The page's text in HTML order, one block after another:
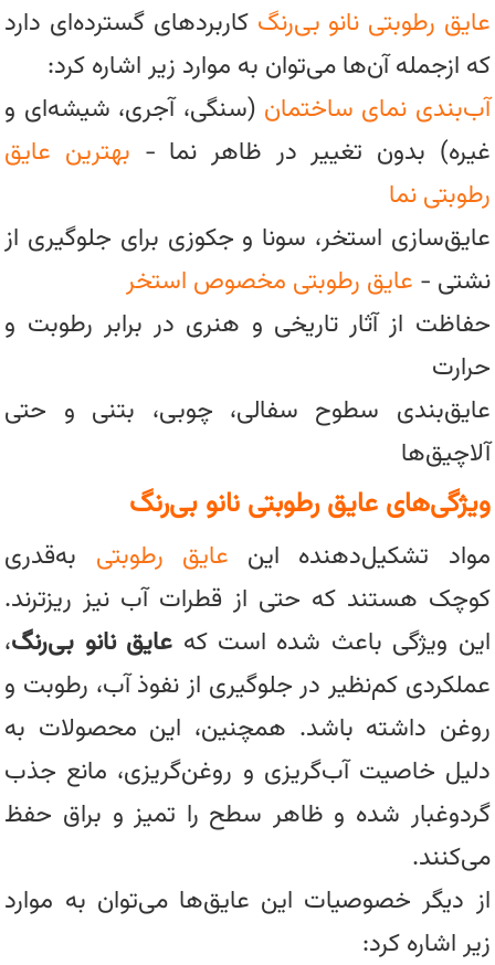
عایق رطوبتی نانو بی‌رنگ کاربردهای گسترده‌ای دارد
که ازجمله آن‌ها می‌توان به موارد زیر اشاره کرد:
آب‌بندی نمای ساختمان (سنگی، آجری، شیشه‌ای و
غیره) بدون تغییر در ظاهر نما - بهترین عایق
رطوبتی نما
عایق‌سازی استخر، سونا و جکوزی برای جلوگیری از
نشتی - عایق رطوبتی مخصوص استخر
حفاظت از آثار تاریخی و هنری در برابر رطوبت و
حرارت
عایق‌بندی سطوح سفالی، چوبی، بتنی و حتی
آلاچیق‌ها
ویژگی‌های عایق رطوبتی نانو بی‌رنگ
مواد تشکیل‌دهنده این عایق‌ رطوبتی به‌قدری
کوچک هستند که حتی از قطرات آب نیز ریزترند.
این ویژگی باعث شده است که عایق نانو بی‌رنگ،
عملکردی کم‌نظیر در جلوگیری از نفوذ آب، رطوبت و
روغن داشته باشد. همچنین، این محصولات به
دلیل خاصیت آب‌گریزی و روغن‌گریزی، مانع جذب
گردوغبار شده و ظاهر سطح را تمیز و براق حفظ
می‌کنند.
از دیگر خصوصیات این عایق‌ها می‌توان به موارد
زیر اشاره کرد: